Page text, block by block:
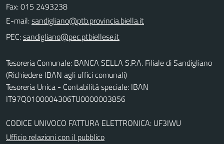
Fax: 015 2493238
E-mail:
PEC:
Tesoreria Comunale: BANCA SELLA S.P.A. Filiale di Sandigliano
(Richiedere IBAN agli uffici comunali)
Tesoreria Unica - Contabilità speciale: IBAN
IT97Q0100004306TU0000003856
CODICE UNIVOCO FATTURA ELETTRONICA: UF3IWU
Ufficio relazioni con il pubblico